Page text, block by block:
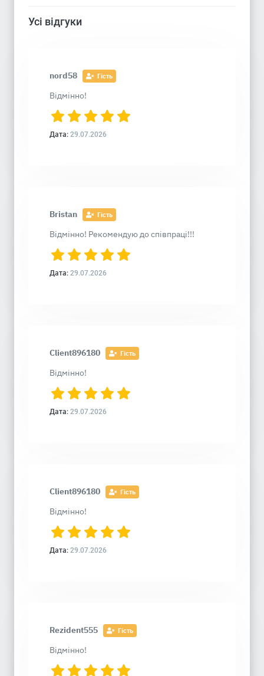
Усі відгуки
nord58 Гість
Відмінно!
Дата: 29.07.2026
Bristan Гість
Відмінно! Рекомендую до співпраці!!!
Дата: 29.07.2026
Client896180 Гість
Відмінно!
Дата: 29.07.2026
Client896180 Гість
Відмінно!
Дата: 29.07.2026
Rezident555 Гість
Відмінно!